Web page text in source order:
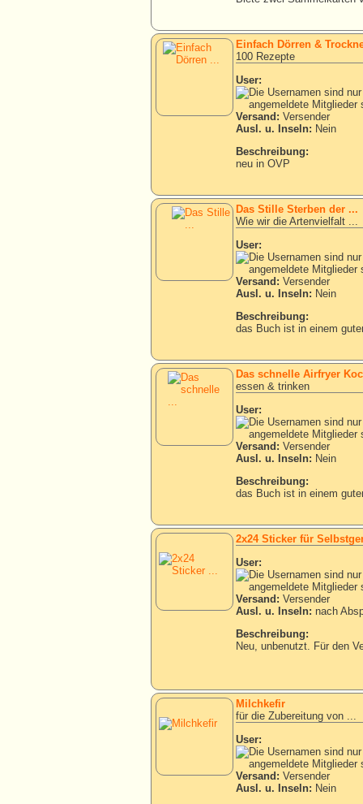
Einfach Dörren &
100 Rezepte
User:
Versand: Versender
Ausl. u. Inseln: Nein
Beschreibung:
neu in OVP
Das Stille Sterben der ...
Wie wir die Artenvielfalt ...
User:
Versand: Versender
Ausl. u. Inseln: Nein
Beschreibung:
das Buch ist in einem
Das schnelle Airfryer
essen & trinken
User:
Versand: Versender
Ausl. u. Inseln: Nein
Beschreibung:
das Buch ist in einem
2x24 Sticker für
User:
Versand: Versender
Ausl. u. Inseln: nach
Beschreibung:
Neu, unbenutzt. Für den
Milchkefir
für die Zubereitung von ...
User:
Versand: Versender
Ausl. u. Inseln: Nein